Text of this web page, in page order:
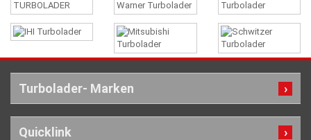
Turbolader- Marken
Quicklink